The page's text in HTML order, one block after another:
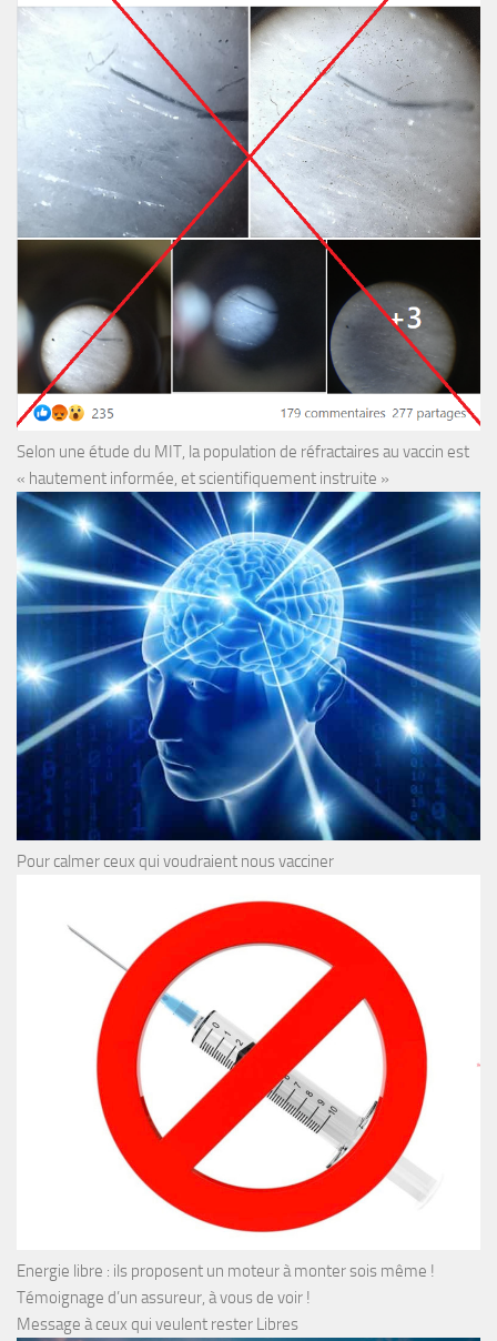
Selon une étude du MIT, la population de réfractaires au vaccin est
« hautement informée, et scientifiquement instruite »
Pour calmer ceux qui voudraient nous vacciner
Energie libre : ils proposent un moteur à monter sois même !
Témoignage d’un assureur, à vous de voir !
Message à ceux qui veulent rester Libres